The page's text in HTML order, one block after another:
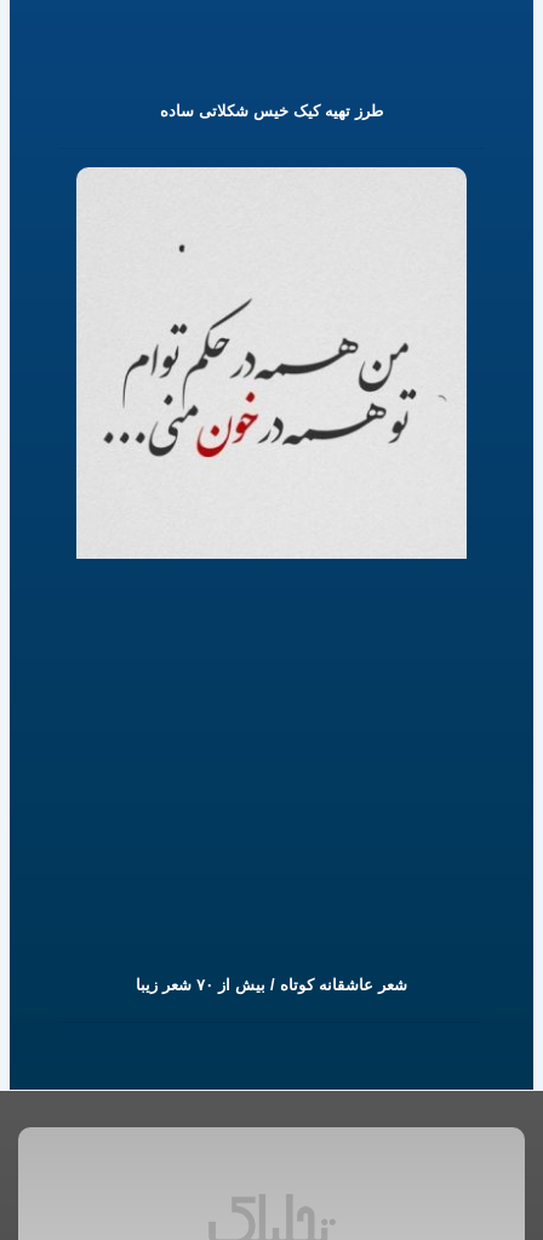
طرز تهیه کیک خیس شکلاتی ساده
شعر عاشقانه کوتاه / بیش از ۷۰ شعر زیبا